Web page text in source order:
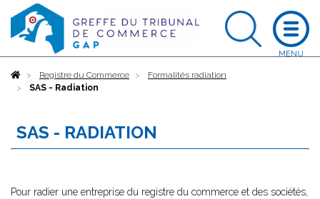
AccueilRegistre du Commerce
Formalités radiation
SAS - Radiation
SAS - RADIATION
Pour radier une entreprise du registre du commerce et des sociétés,